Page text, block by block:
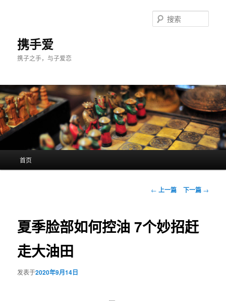
携手爱
携子之手，与子爱恋
索
首页
文
航
← 上一篇 下一篇 →
夏季脸部如何控油 7个妙招赶
走大油田
发表于2020年9月14日